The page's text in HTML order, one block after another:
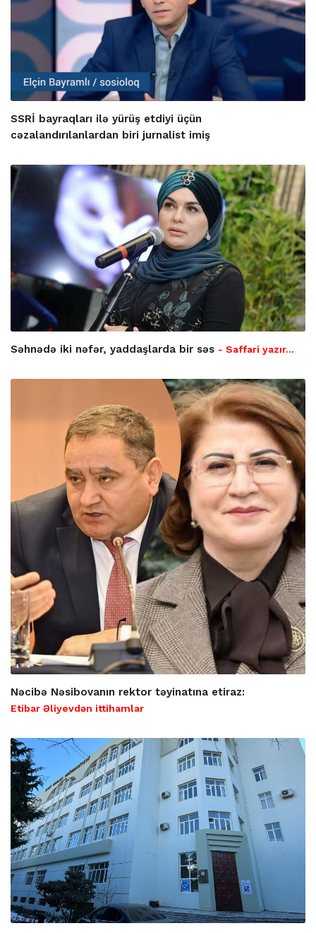
SSRİ bayraqları ilə yürüş etdiyi üçün
cəzalandırılanlardan biri jurnalist imiş
Səhnədə iki nəfər, yaddaşlarda bir səs - Saffari yazır…
Nəcibə Nəsibovanın rektor təyinatına etiraz:
Etibar Əliyevdən ittihamlar